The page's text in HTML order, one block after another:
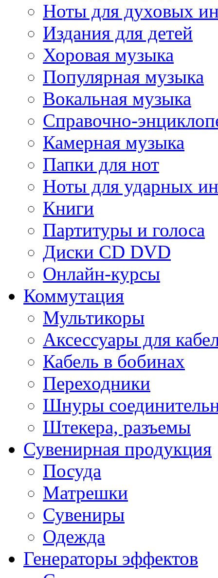
Ноты для духовых
Издания для детей
Хоровая музыка
Популярная музыка
Вокальная музыка
Справочно-
Камерная музыка
Папки для нот
Ноты для ударных
Книги
Партитуры и голоса
Диски CD DVD
Онлайн-курсы
Коммутация
Мультикоры
Аксессуары для
Кабель в бобинах
Переходники
Шнуры
Штекера, разъемы
Сувенирная продукция
Посуда
Матрешки
Сувениры
Одежда
Генераторы эффектов